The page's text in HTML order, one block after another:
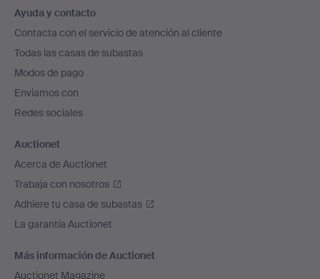
en
el
pie
de
página
Ayuda y contacto
Contacta con el servicio de atención al cliente
Todas las casas de subastas
Modos de pago
Enviamos con
Redes sociales
Auctionet
Acerca de Auctionet
Trabaja con nosotros
Adhiere tu casa de subastas
La garantía Auctionet
Más información de Auctionet
Auctionet Magazine